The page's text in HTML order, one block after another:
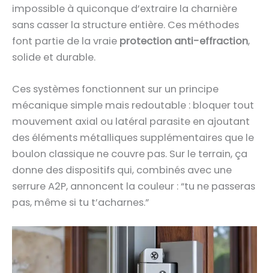
impossible à quiconque d’extraire la charnière
sans casser la structure entière. Ces méthodes
font partie de la vraie protection anti-effraction,
solide et durable.
Ces systèmes fonctionnent sur un principe
mécanique simple mais redoutable : bloquer tout
mouvement axial ou latéral parasite en ajoutant
des éléments métalliques supplémentaires que le
boulon classique ne couvre pas. Sur le terrain, ça
donne des dispositifs qui, combinés avec une
serrure A2P, annoncent la couleur : “tu ne passeras
pas, même si tu t’acharnes.”